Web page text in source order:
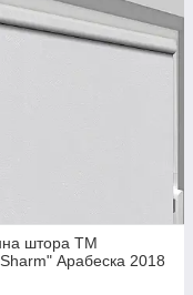
штора TM
Арабеска 2018